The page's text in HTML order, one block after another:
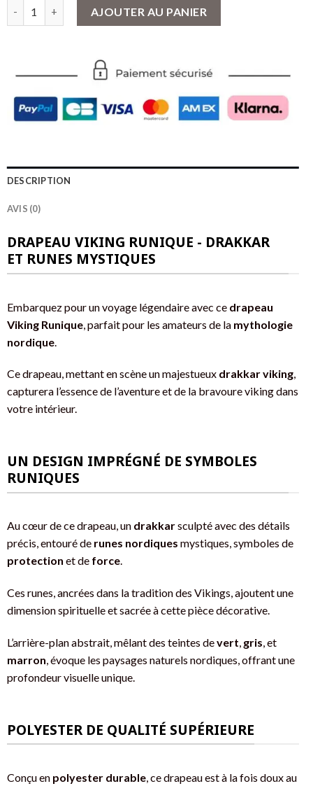
AJOUTER AU PANIER
DESCRIPTION
AVIS (0)
DRAPEAU VIKING RUNIQUE - DRAKKAR
ET RUNES MYSTIQUES
Embarquez pour un voyage légendaire avec ce drapeau
Viking Runique, parfait pour les amateurs de la mythologie
nordique.
Ce drapeau, mettant en scène un majestueux drakkar viking,
capturera l’essence de l’aventure et de la bravoure viking dans
votre intérieur.
UN DESIGN IMPRÉGNÉ DE SYMBOLES
RUNIQUES
Au cœur de ce drapeau, un drakkarsculpté avec des détails
précis, entouré de runes nordiques mystiques, symboles de
protection et de force.
Ces runes, ancrées dans la tradition des Vikings, ajoutent une
dimension spirituelle et sacrée à cette pièce décorative.
L’arrière-plan abstrait, mêlant des teintes devert, gris, et
marron, évoque les paysages naturels nordiques, offrant une
profondeur visuelle unique.
POLYESTER DE QUALITÉ SUPÉRIEURE
Conçu en polyester durable, ce drapeau est à la fois doux au